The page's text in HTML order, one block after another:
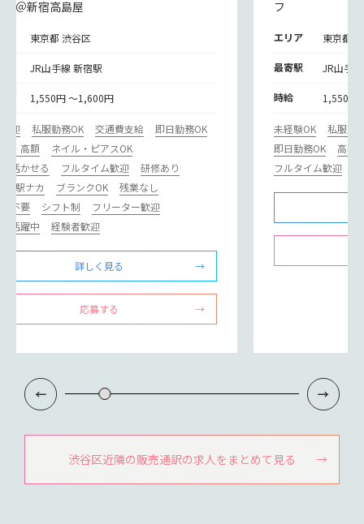
フ＠新宿高島屋
東京都 渋谷区
JR山手線 新宿駅
1,550円 ～1,600円
迎 私服勤務OK 交通費支給
即日勤務OK
・高額
ネイル・ピアスOK
活かせる
フルタイム歓迎
研修あり
･駅ナカ
ブランクOK
残業なし
不要
シフト制
フリーター歓迎
活躍中
経験者歓迎
詳しく見る
応募する
フ
エリア 東京都
最寄駅 JR山手
時給 1,550円
未経験OK
私服勤
即日勤務OK
高収
フルタイム歓迎
渋谷区近隣の販売通訳の求人をまとめて見る